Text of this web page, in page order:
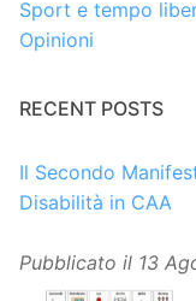
Sport e tempo
Opinioni
RECENT POSTS
Il Secondo
Disabilità in CAA
Pubblicato il 13